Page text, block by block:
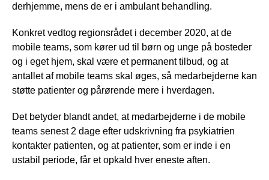
derhjemme, mens de er i ambulant behandling.
Konkret vedtog regionsrådet i december 2020, at de
mobile teams, som kører ud til børn og unge på bosteder
og i eget hjem, skal være et permanent tilbud, og at
antallet af mobile teams skal øges, så medarbejderne kan
støtte patienter og pårørende mere i hverdagen.
Det betyder blandt andet, at medarbejderne i de mobile
teams senest 2 dage efter udskrivning fra psykiatrien
kontakter patienten, og at patienter, som er inde i en
ustabil periode, får et opkald hver eneste aften.